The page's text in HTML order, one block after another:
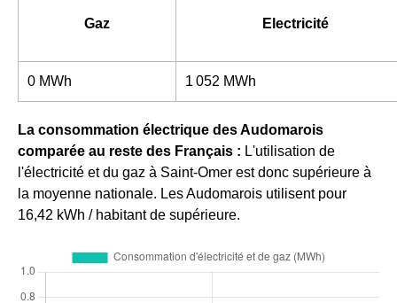
Gaz Electricité
0 MWh 1 052 MWh
La consommation électrique des Audomarois
comparée au reste des Français : L'utilisation de
l'électricité et du gaz à Saint-Omer est donc supérieure à
la moyenne nationale. Les Audomarois utilisent pour
16,42 kWh / habitant de supérieure.